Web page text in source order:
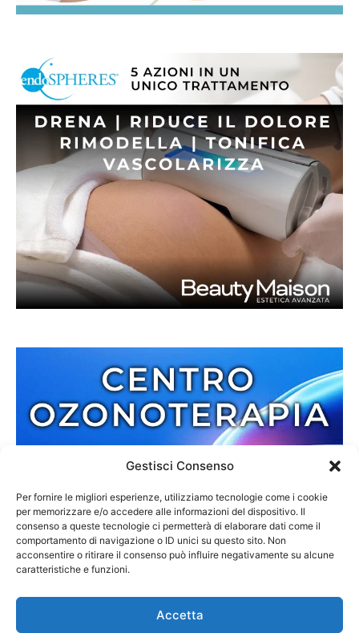
Gestisci Consenso
Per fornire le migliori esperienze, utilizziamo tecnologie come i cookie
per memorizzare e/o accedere alle informazioni del dispositivo. Il
consenso a queste tecnologie ci permetterà di elaborare dati come il
comportamento di navigazione o ID unici su questo sito. Non
acconsentire o ritirare il consenso può influire negativamente su alcune
caratteristiche e funzioni.
Accetta